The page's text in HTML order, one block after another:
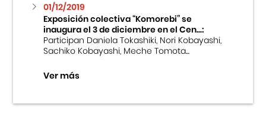
01/12/2019
Exposición colectiva “Komorebi” se
inaugura el 3 de diciembre en el Cen...:
Participan Daniela Tokashiki, Nori Kobayashi,
Sachiko Kobayashi, Meche Tomota...
Ver más